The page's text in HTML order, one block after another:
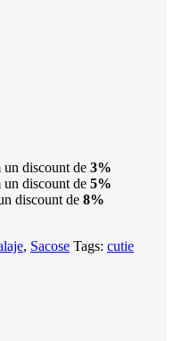
discount de 3%
discount de 5%
discount de 8%
, Sacose Tags: cutie